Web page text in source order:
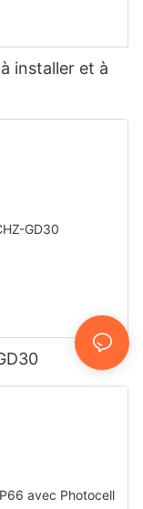
installer et à